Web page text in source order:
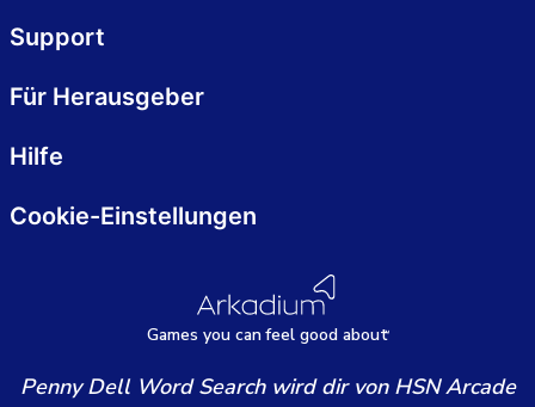
Games you canfeel good about
Support
Für Herausgeber
Hilfe
Cookie-Einstellungen
Penny Dell Word Search wird dir von HSN Arcade